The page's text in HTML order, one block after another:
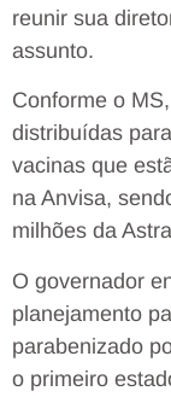
reunir sua
assunto.
Conforme o
distribuídas
vacinas que
na Anvisa,
milhões da
O governador
planejamento
parabenizado
o primeiro